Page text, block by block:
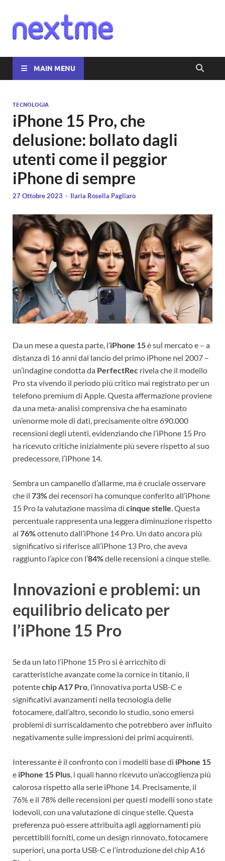
MAIN MENU
TECNOLOGIA
iPhone 15 Pro, che
delusione: bollato dagli
utenti come il peggior
iPhone di sempre
27 Ottobre 2023 - Ilaria Rosella Pagliaro
Da un mese a questa parte, l’iPhone 15è sul mercato e – a
distanzadi 16 anni dal lancio del primo iPhone nel 2007 –
un’indagine condotta da PerfectRec rivela che il modello
Pro sta vivendo il periodo più critico mai registrato per un
telefono premium di Apple. Questa affermazione proviene
da una meta-analisi comprensiva che ha esaminato
un’enorme mole di dati, precisamente oltre 690.000
recensioni degli utenti, evidenziando che l’iPhone 15 Pro
ha ricevuto critiche inizialmente più severe rispetto al suo
predecessore, l’iPhone 14.
Sembra un campanello d’allarme, ma è cruciale osservare
che il 73%dei recensori ha comunque conferito all’iPhone
15 Pro la valutazione massima di cinque stelle . Questa
percentuale rappresenta una leggera diminuzione rispetto
al 76%ottenuto dall’iPhone 14 Pro. Un dato ancora più
significativo si riferisce all’iPhone 13 Pro, che aveva
raggiunto l’apice con l’84%delle recensioni a cinque stelle.
Innovazioni e problemi: un
equilibrio delicato per
l’iPhone 15 Pro
Se da un lato l’iPhone 15 Pro si è arricchito di
caratteristiche avanzate come la cornice in titanio, il
potentechip A17 Pro, l’innovativa porta USB-C e
significativi avanzamenti nella tecnologia delle
fotocamere, dall’altro, secondo lo studio, sono emersi
problemi di surriscaldamento che potrebbero aver influito
negativamente sulle impressioni dei primi acquirenti.
Interessante è il confronto con i modelli base di iPhone 15
e iPhone 15 Plus, i quali hanno ricevuto un’accoglienza più
calorosa rispetto alla serie iPhone 14. Precisamente, il
76% e il 78% delle recensioni per questi modelli sono state
lodevoli, con una valutazione di cinque stelle. Questa
preferenza può essere attribuita agli aggiornamenti più
percettibili forniti, come un design rinnovato, fotocamere
superiori, una porta USB-C e l’introduzione del chip A16